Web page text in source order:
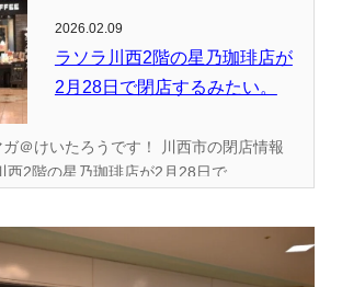
2026.02.09
ラソラ川西2階の星乃珈琲店が
2月28日で閉店するみたい。
＠けいたろうです！ 川西市の閉店情報
西2階の星乃珈琲店が2月28日で...